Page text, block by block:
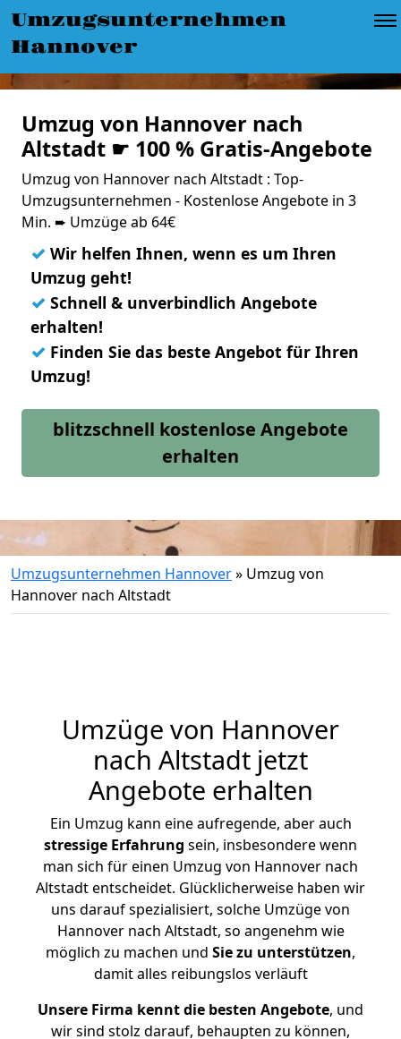
Umzugsunternehmen
Hannover
Umzug von Hannover nach
Altstadt ☛ 100 % Gratis-Angebote
Umzug von Hannover nach Altstadt : Top-
Umzugsunternehmen - Kostenlose Angebote in 3
Min. ➨ Umzüge ab 64€
✓ Wir helfen Ihnen, wenn es um Ihren
Umzug geht!
✓ Schnell & unverbindlich Angebote
erhalten!
✓ Finden Sie das beste Angebot für Ihren
Umzug!
blitzschnell kostenlose Angebote
erhalten
Umzugsunternehmen Hannover» Umzug von
Hannover nach Altstadt
Umzüge von Hannover
nach Altstadt jetzt
Angebote erhalten
Ein Umzug kann eine aufregende, aber auch
stressige Erfahrung sein, insbesondere wenn
man sich für einen Umzug von Hannover nach
Altstadt entscheidet. Glücklicherweise haben wir
uns darauf spezialisiert, solche Umzüge von
Hannover nach Altstadt, so angenehm wie
möglich zu machen und Sie zu unterstützen,
damit alles reibungslos verläuft
Unsere Firma kennt die besten Angebote, und
wir sind stolz darauf, behaupten zu können,